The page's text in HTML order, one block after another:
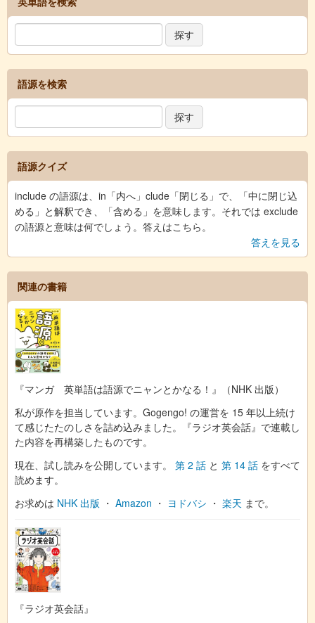
語源を検索
語源クイズ
include の語源は、in「内へ」clude「閉じる」で、「中に閉じ込
める」と解釈でき、「含める」を意味します。それでは exclude
の語源と意味は何でしょう。答えはこちら。
答えを見る
関連の書籍
『マンガ 英単語は語源でニャンとかなる！』（NHK 出版）
私が原作を担当しています。Gogengo! の運営を 15 年以上続け
て感じたたのしさを詰め込みました。『ラジオ英会話』で連載し
た内容を再構築したものです。
現在、試し読みを公開しています。 第 2 話 と 第 14 話 をすべて
読めます。
お求めは NHK 出版 ・ Amazon ・ ヨドバシ ・ 楽天 まで。
『ラジオ英会話』